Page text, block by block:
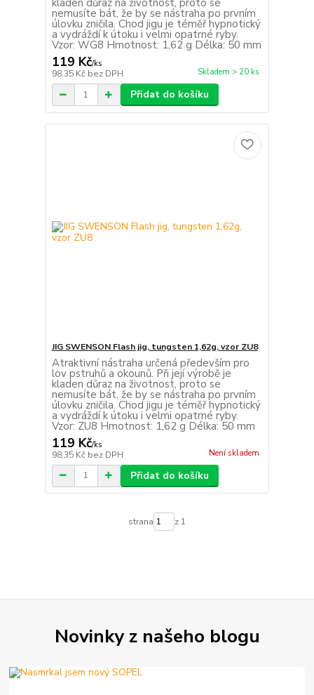
kladen důraz na životnost, proto se
nemusíte bát, že by se nástraha po prvním
úlovku zničila. Chod jigu je téměř hypnotický
a vydráždí k útoku i velmi opatrné ryby.
Vzor: WG8 Hmotnost: 1,62 g Délka: 50 mm
119 Kč/ks
98,35 Kč bez DPH Skladem > 20 ks
Přidat do košíku
JIG SWENSON Flash jig, tungsten 1,62g, vzor ZU8
Atraktivní nástraha určená především pro
lov pstruhů a okounů. Při její výrobě je
kladen důraz na životnost, proto se
nemusíte bát, že by se nástraha po prvním
úlovku zničila. Chod jigu je téměř hypnotický
a vydráždí k útoku i velmi opatrné ryby.
Vzor: ZU8 Hmotnost: 1,62 g Délka: 50 mm
119 Kč/ks
98,35 Kč bez DPH Není skladem
Přidat do košíku
strana z 1
Novinky z našeho blogu